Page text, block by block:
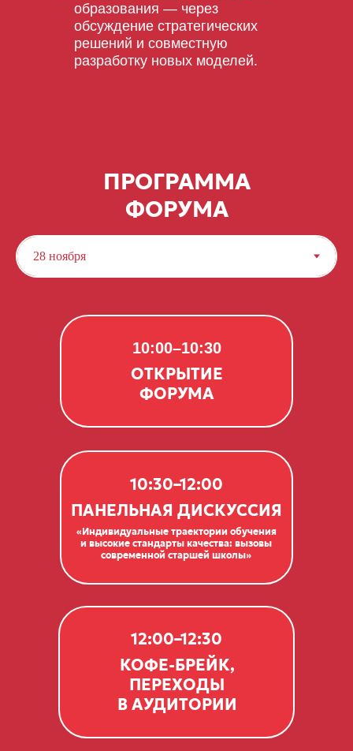
образования — через
обсуждение стратегических
решений и совместную
разработку новых моделей.
ПРОГРАММА
ФОРУМА
12:00–12:30
КОФЕ-БРЕЙК,
ПЕРЕХОДЫ
В АУДИТОРИИ
10:30–12:00
ПАНЕЛЬНАЯ ДИСКУССИЯ
«Индивидуальные траектории обучения
и высокие стандарты качества: вызовы
современной старшей школы»
10:00–10:30
ОТКРЫТИЕ
ФОРУМА